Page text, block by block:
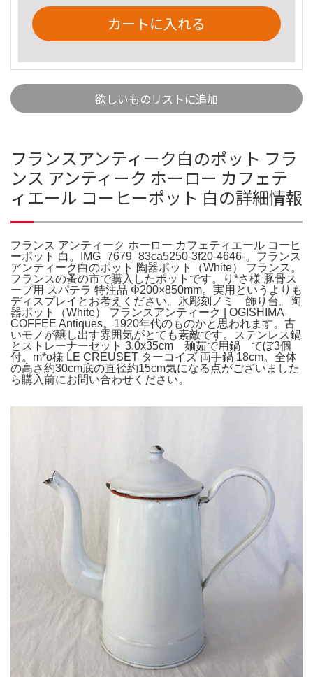
カートに入れる
欲しいものリストに追加
フランスアンティーク白のポット フラ
ンス アンティーク ホーロー カフェテ
ィエール コーヒーポット 白の詳細情報
フランス アンティーク ホーロー カフェティエール コーヒ
ーポット 白。IMG_7679_83ca5250-3f20-4646-。フランス
アンティーク白のポット 陶器ポット（White） フランス。
フランスの蚤の市で購入したポットです。り*さ様 豚骨ス
ープ用 スパテラ 特注品 Φ200×850mm。実用というよりも
ディスプレイとお考えください。氷彫刻ノミ 飾り台。陶
器ポット（White） フランスアンティーク | OGISHIMA
COFFEE Antiques。1920年代のものかと思われます。古
いモノが醸し出す雰囲気がとても素敵です。ステンレス鍋
とストレーナーセット 3.0x35cm 麺茹で用鍋 てぼ3個
付。m*o様 LE CREUSET ターコイズ 両手鍋 18cm。全体
の高さ約30cm底の直径約15cm気になる点がございました
ら購入前にお問い合わせください。